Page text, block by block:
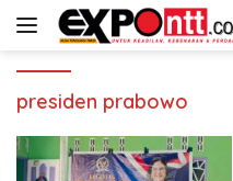
Langsung
presiden prabowo